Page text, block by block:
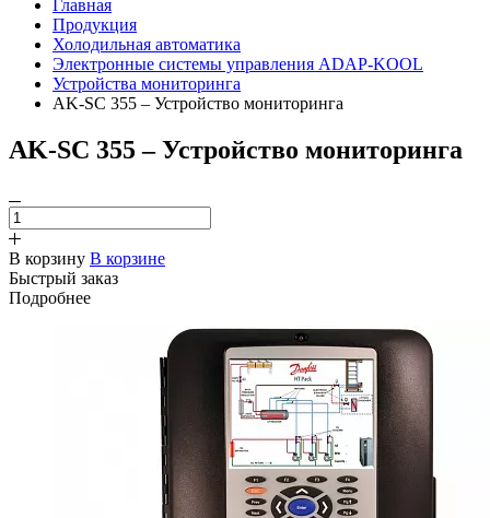
Главная
Продукция
Холодильная автоматика
Электронные системы управления ADAP-KOOL
Устройства мониторинга
AK-SC 355 – Устройство мониторинга
AK-SC 355 – Устройство мониторинга
В корзину В корзине
Быстрый заказ
Подробнее